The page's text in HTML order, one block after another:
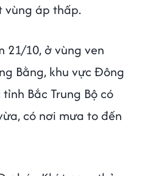
vùng áp thấp.
21/10, ở vùng ven
Bằng, khu vực Đông
Bắc Trung Bộ có
có nơi mưa to đến